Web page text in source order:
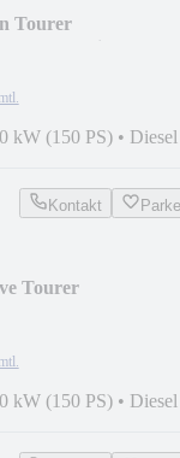
Tourer
mtl.
kW (150 PS) • Diesel
Kontakt
Tourer
mtl.
kW (150 PS) • Diesel